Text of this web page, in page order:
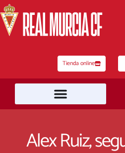
al
contenido
Tienda online
Alex Ruiz,